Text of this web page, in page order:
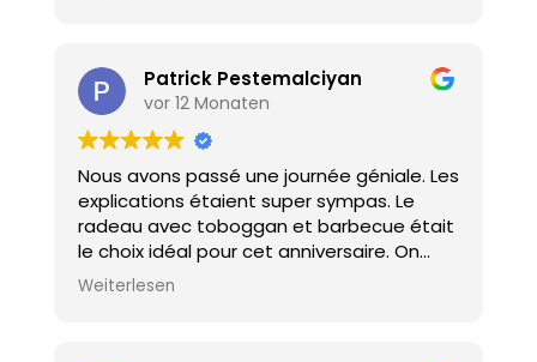
n'hésiterons pas à recommander cette
adresse.
Patrick Pestemalciyan
vor 12 Monaten
Nous avons passé une journée géniale. Les
explications étaient super sympas. Le
radeau avec toboggan et barbecue était
le choix idéal pour cet anniversaire. On
recommencera sans hésiter...
Weiterlesen